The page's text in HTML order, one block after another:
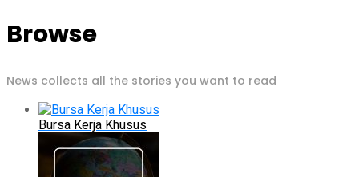
Browse
News collects all the stories you want to read
Bursa Kerja Khusus